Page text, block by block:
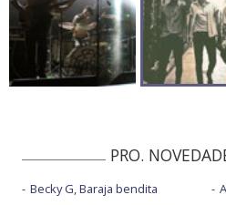
PRO.
Becky G, Baraja bendita